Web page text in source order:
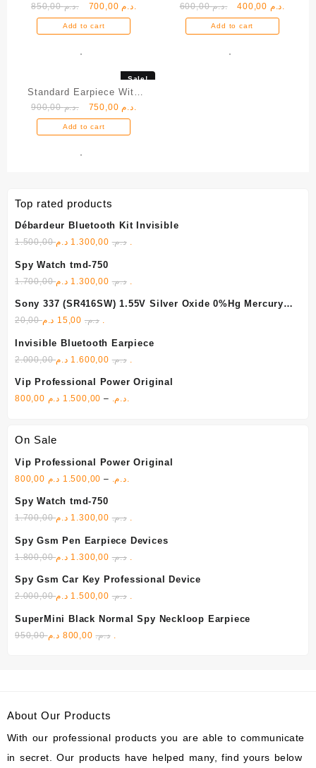
Earpieces FULL SET With
Neckloop
850,00 د.م. 700,00
Add to cart
Earpiece Device
600,00 د.م. 400,00
Add to cart
Sale!
Standard Earpiece With
External MIC Neckloop
900,00 د.م. 750,00 د.م.
Add to cart
Top rated products
Débardeur Bluetooth Kit Invisible
1.500,00 د.م. 1.300,00 د.م.
Spy Watch tmd-750
1.700,00 د.م. 1.300,00
Sony 337 (SR416SW) 1.55V Silver Oxide 0%Hg Mercury
Free
20,00 د.م. 15,00 د.م.
Invisible Bluetooth Earpiece
2.000,00 د.م. 1.600,00
Vip Professional Power Original
800,00 د.م. –
1.500,00 د.م.
On Sale
Vip Professional Power Original
800,00 د.م. –
1.500,00
Spy Watch tmd-750
1.700,00 د.م. 1.300,00 د.م.
Spy Gsm Pen Earpiece Devices
1.800,00 د.م. 1.300,00
Spy Gsm Car Key Professional Device
2.000,00 د.م. 1.500,00 د.م.
SuperMini Black Normal Spy Neckloop Earpiece
950,00 د.م. 800,00
About Our Products
With our professional products you are able to communicate
in secret. Our products have helped many, find yours below